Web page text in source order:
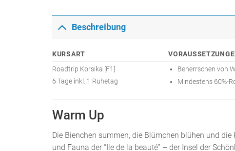
Beschreibung
KURSART
Roadtrip Korsika [F1]
6 Tage inkl. 1 Ruhetag
Beherrschen von
Mindestens 60%-
Warm Up
Die Bienchen summen, die Blümchen blühen und
und Fauna der “Ile de la beauté” – der Insel der